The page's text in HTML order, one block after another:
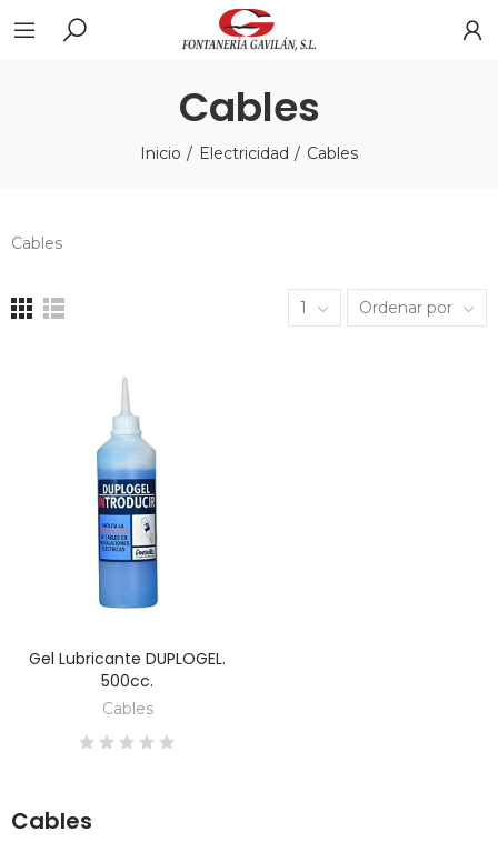
Cables
Inicio Electricidad Cables
Cables
1 Ordenar por
DESCUBRE
Gel Lubricante DUPLOGEL.
500cc.
Cables
Cables